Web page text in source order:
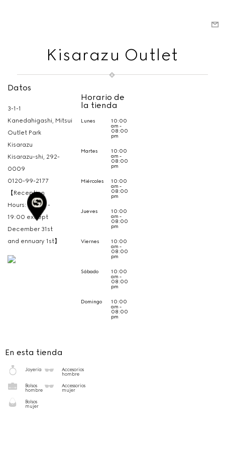
Kisarazu Outlet
Datos
3-1-1
Kanedahigashi, Mitsui
Outlet Park
Kisarazu
Kisarazu-shi, 292-
0009
0120-99-2177
【Reception
Hours: 10:00 -
19:00 except
December 31st
and ennuary 1st】
Horario de
la tienda
Lunes 10:00
am -
08:00
pm
Martes 10:00
am -
08:00
pm
Miércoles 10:00
am -
08:00
pm
Jueves 10:00
am -
08:00
pm
Viernes 10:00
am -
08:00
pm
Sábado 10:00
am -
08:00
pm
Domingo 10:00
am -
08:00
pm
En esta tienda
Joyería
Accesorios
hombre
Bolsos
hombre
Accessorios
mujer
Bolsos
mujer